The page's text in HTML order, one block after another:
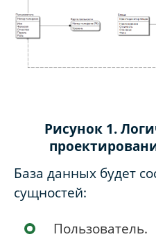
Рисунок 1.
База данных будет
сущностей:
Пользователь.